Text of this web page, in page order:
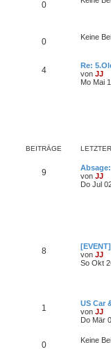
0
0 Keine
4
Re:
von JJ
Mo Mai
BEITRÄGE
9
von JJ
Do Jul
8
von JJ
So Okt
1
US Car
von JJ
Do Mär
0 Keine